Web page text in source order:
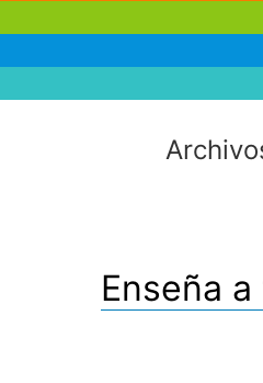
Enseña